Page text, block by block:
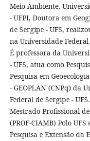
Meio Ambiente,
- UFPI, Doutora em
de Sergipe - UFS,
na Universidade
É professora da
- UFS, atua como
Pesquisa em
- GEOPLAN (CNPq) da
Federal de Sergipe -
Mestrado Profissional
(PROF-CIAMB) Polo
Pesquisa e Extensão da